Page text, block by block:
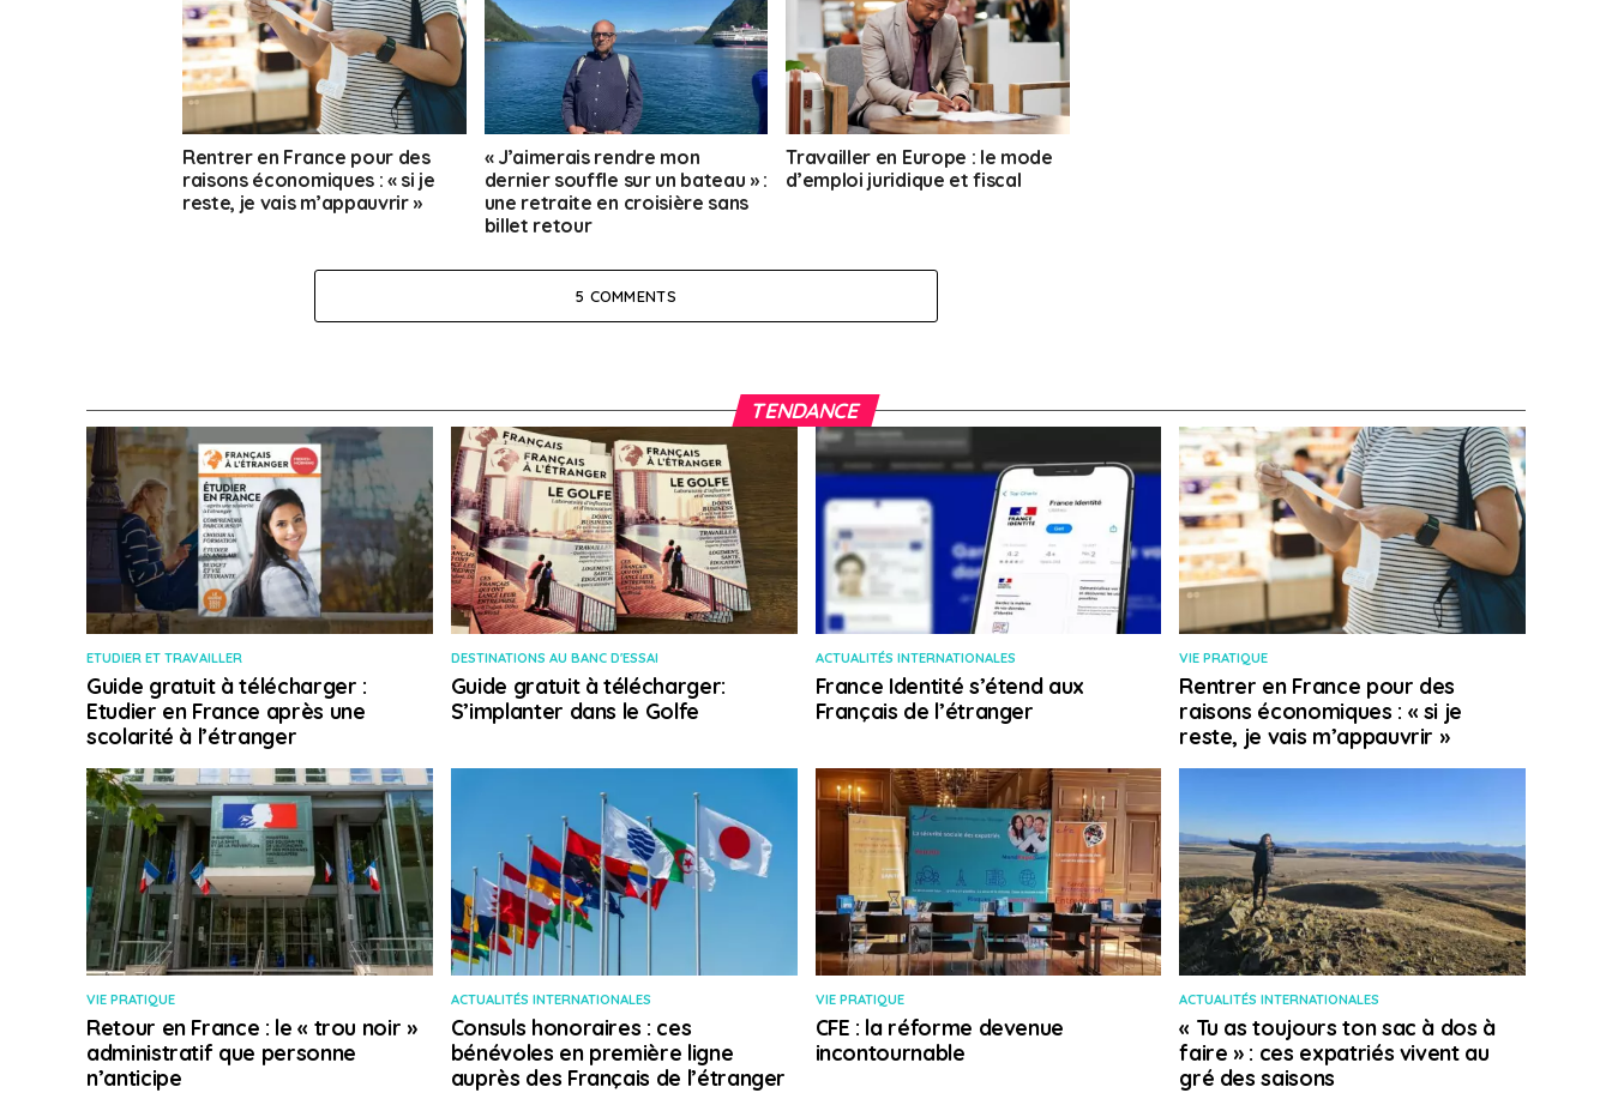
Rentrer en France pour des
raisons économiques : « si je
reste, je vais m’appauvrir »
« J’aimerais rendre mon
dernier souffle sur un bateau » :
une retraite en croisière sans
billet retour
Travailler en Europe : le mode
d’emploi juridique et fiscal
5 COMMENTS
TENDANCE
ETUDIER ET TRAVAILLER
Guide gratuit à télécharger :
Etudier en France après une
scolarité à l’étranger
DESTINATIONS AU BANC D'ESSAI
Guide gratuit à télécharger:
S’implanter dans le Golfe
ACTUALITÉS INTERNATIONALES
France Identité s’étend aux
Français de l’étranger
VIE PRATIQUE
Rentrer en France pour des
raisons économiques : « si je
reste, je vais m’appauvrir »
VIE PRATIQUE
Retour en France : le « trou noir »
administratif que personne
n’anticipe
ACTUALITÉS INTERNATIONALES
Consuls honoraires : ces
bénévoles en première ligne
auprès des Français de l’étranger
VIE PRATIQUE
CFE : la réforme devenue
incontournable
ACTUALITÉS INTERNATIONALES
« Tu as toujours ton sac à dos à
faire » : ces expatriés vivent au
gré des saisons